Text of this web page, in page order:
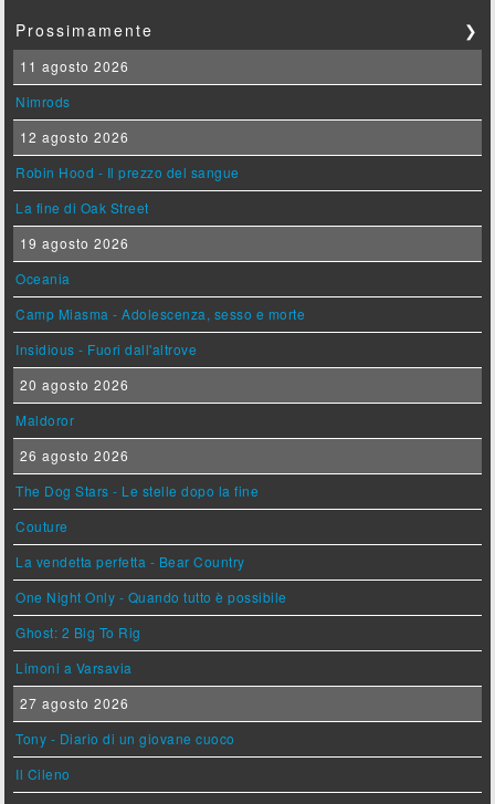
Prossimamente ❯
11 agosto 2026
Nimrods
12 agosto 2026
Robin Hood - Il prezzo del sangue
La fine di Oak Street
19 agosto 2026
Oceania
Camp Miasma - Adolescenza, sesso e morte
Insidious - Fuori dall'altrove
20 agosto 2026
Maldoror
26 agosto 2026
The Dog Stars - Le stelle dopo la fine
Couture
La vendetta perfetta - Bear Country
One Night Only - Quando tutto è possibile
Ghost: 2 Big To Rig
Limoni a Varsavia
27 agosto 2026
Tony - Diario di un giovane cuoco
Il Cileno